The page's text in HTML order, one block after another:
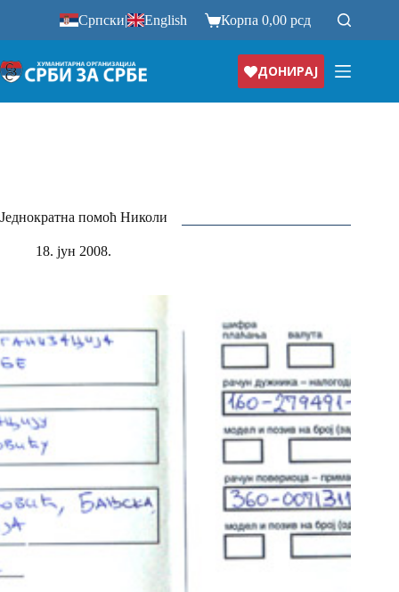
Српски| English Корпа0,00рсд
ДОНИРАЈ
Једнократна помоћ Николи
18. јун 2008.